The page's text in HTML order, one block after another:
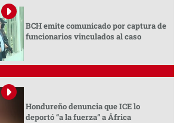
BCH emite comunicado por captura de
funcionarios vinculados al caso
Hondureño denuncia que ICE lo
deportó “a la fuerza” a África